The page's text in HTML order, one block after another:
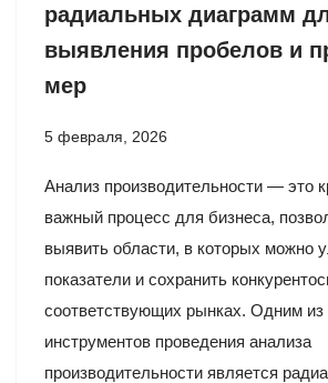
радиальных диаграмм
выявления пробелов и
мер
5 февраля, 2026
Анализ производительности — это
важный процесс для бизнеса,
выявить области, в которых можно
показатели и сохранить
соответствующих рынках. Одним из
инструментов проведения анализа
производительности является